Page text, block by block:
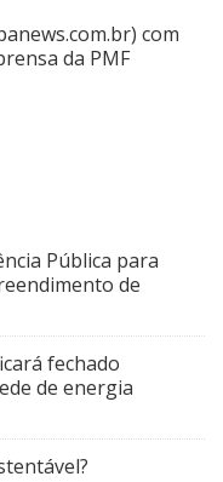
com
da PMF
Pública para
de
fechado
de energia